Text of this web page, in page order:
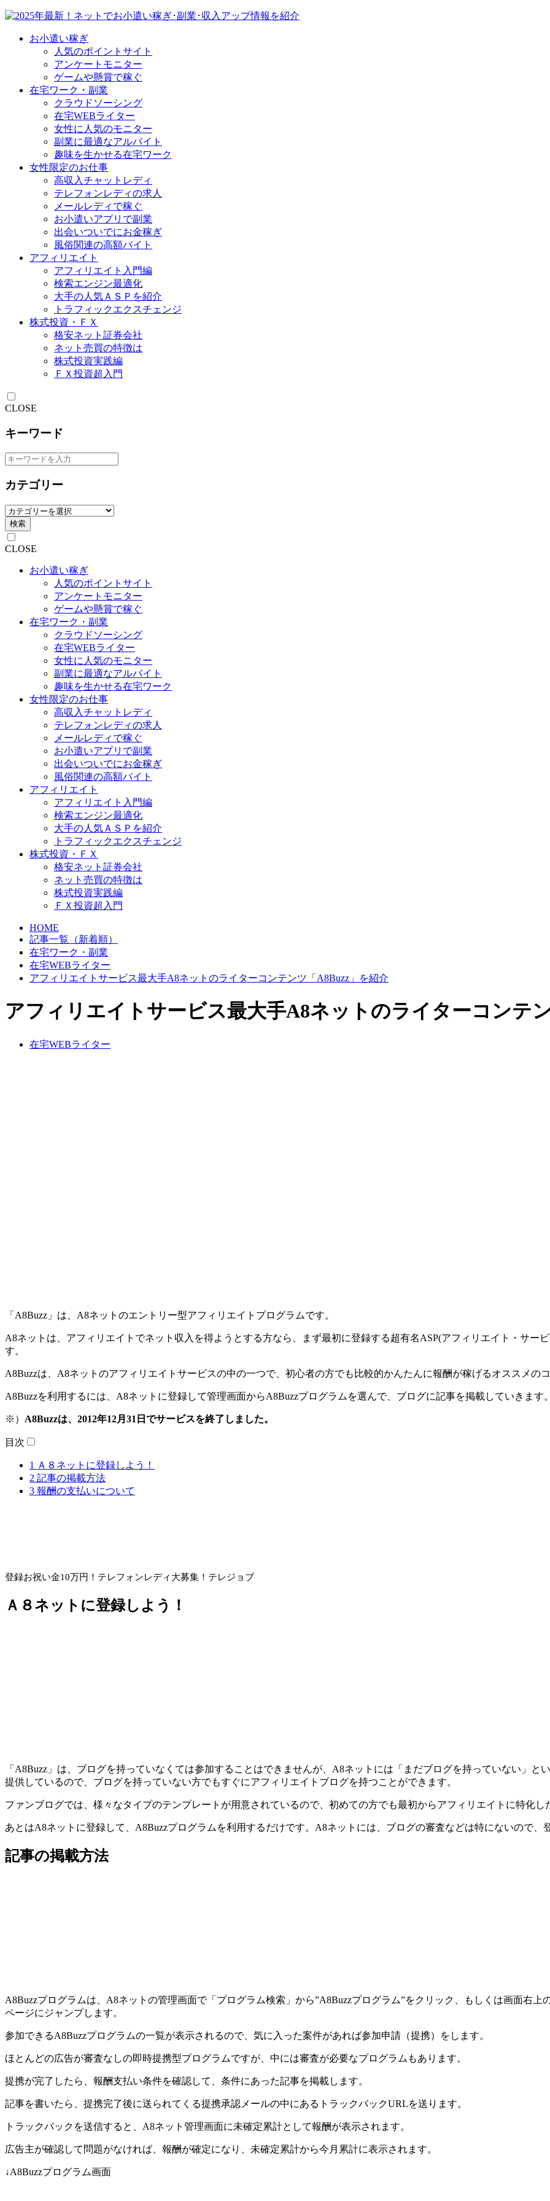
お小遣い稼ぎ
人気のポイントサイト
アンケートモニター
ゲームや懸賞で稼ぐ
在宅ワーク・副業
クラウドソーシング
在宅WEBライター
女性に人気のモニター
副業に最適なアルバイト
趣味を生かせる在宅ワーク
女性限定のお仕事
高収入チャットレディ
テレフォンレディの求人
メールレディで稼ぐ
お小遣いアプリで副業
出会いついでにお金稼ぎ
風俗関連の高額バイト
アフィリエイト
アフィリエイト入門編
検索エンジン最適化
大手の人気ＡＳＰを紹介
トラフィックエクスチェンジ
株式投資・ＦＸ
格安ネット証券会社
ネット売買の特徴は
株式投資実践編
ＦＸ投資超入門
CLOSE
キーワード
カテゴリー
検索
CLOSE
お小遣い稼ぎ
人気のポイントサイト
アンケートモニター
ゲームや懸賞で稼ぐ
在宅ワーク・副業
クラウドソーシング
在宅WEBライター
女性に人気のモニター
副業に最適なアルバイト
趣味を生かせる在宅ワーク
女性限定のお仕事
高収入チャットレディ
テレフォンレディの求人
メールレディで稼ぐ
お小遣いアプリで副業
出会いついでにお金稼ぎ
風俗関連の高額バイト
アフィリエイト
アフィリエイト入門編
検索エンジン最適化
大手の人気ＡＳＰを紹介
トラフィックエクスチェンジ
株式投資・ＦＸ
格安ネット証券会社
ネット売買の特徴は
株式投資実践編
ＦＸ投資超入門
HOME
記事一覧（新着順）
在宅ワーク・副業
在宅WEBライター
アフィリエイトサービス最大手A8ネットのライターコンテンツ「A8Buzz」を紹介
アフィリエイトサービス最大手A8ネットのライターコンテ
在宅WEBライター
「A8Buzz」は、A8ネットのエントリー型アフィリエイトプログラムです。
A8ネットは、アフィリエイトでネット収入を得ようとする方なら、まず最初に登録する超有名ASP(アフィリエイト・サー
す。
A8Buzzは、A8ネットのアフィリエイトサービスの中の一つで、初心者の方でも比較的かんたんに報酬が稼げるオススメの
A8Buzzを利用するには、A8ネットに登録して管理画面からA8Buzzプログラムを選んで、ブログに記事を掲載していきます
※） A8Buzzは、2012年12月31日でサービスを終了しました。
目次
1
Ａ８ネットに登録しよう！
2 記事の掲載方法
3 報酬の支払いについて
登録お祝い金10万円！ テレフォンレディ大募集！テレジョブ
Ａ８ネットに登録しよう！
「A8Buzz」は、ブログを持っていなくては参加することはできませんが、A8ネットには「まだブログを持っていない」
提供しているので、ブログを持っていない方でもすぐにアフィリエイトブログを持つことができます。
ファンブログでは、様々なタイプのテンプレートが用意されているので、初めての方でも最初からアフィリエイトに特化
あとはA8ネットに登録して、A8Buzzプログラムを利用するだけです。A8ネットには、ブログの審査などは特にないので、
記事の掲載方法
A8Buzzプログラムは、A8ネットの管理画面で「プログラム検索」から”A8Buzzプログラム”をクリック、もしくは画面右上
ページにジャンプします。
参加できるA8Buzzプログラムの一覧が表示されるので、気に入った案件があれば参加申請（提携）をします。
ほとんどの広告が審査なしの即時提携型プログラムですが、中には審査が必要なプログラムもあります。
提携が完了したら、報酬支払い条件を確認して、条件にあった記事を掲載します。
記事を書いたら、提携完了後に送られてくる提携承認メールの中にあるトラックバックURLを送ります。
トラックバックを送信すると、A8ネット管理画面に未確定累計として報酬が表示されます。
広告主が確認して問題がなければ、報酬が確定になり、未確定累計から今月累計に表示されます。
↓A8Buzzプログラム画面